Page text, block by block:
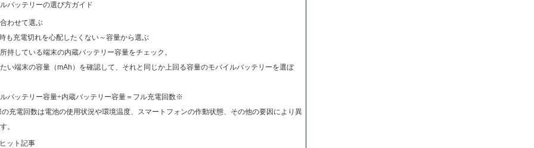
バッテリーの選び方ガイド
わせて選ぶ
も充電切れを心配したくない～容量から選ぶ
持している端末の内蔵バッテリー容量をチェック。
い端末の容量（mAh）を確認して、それと同じか上回る容量のモバイルバッテリーを選ぼ
バッテリー容量÷内蔵バッテリー容量＝フル充電回数※
充電回数は電池の使用状況や環境温度、スマートフォンの作動状態、その他の要因により異
。
ット記事